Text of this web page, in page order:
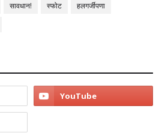
सावधान! स्फोट
हलगर्जीपणा